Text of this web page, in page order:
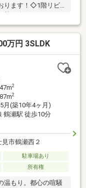
ります！◇1階リビ
あります！ガーデニ
10分、みずほ台駅徒
歩3分にあり便利
万円 3SLDK
2
2
月(築10年4ヶ月)
鶴瀬駅 徒歩10分
市鶴瀬西２
駐車場あり
所有権
温もり。都心の喧騒